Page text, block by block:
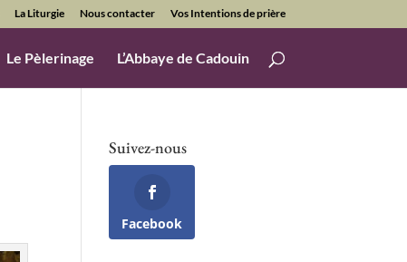
La Liturgie Nous contacter Vos Intentions de prière
Le Pèlerinage L’Abbaye de Cadouin
Suivez-nous
Facebook